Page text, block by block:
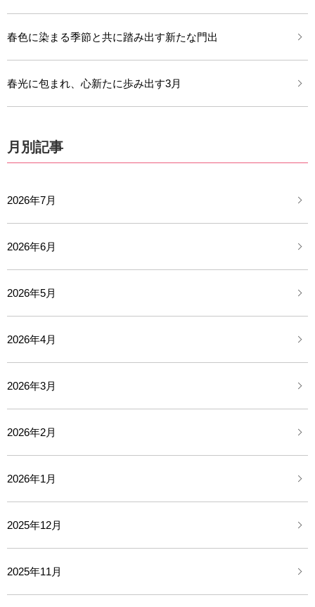
春色に染まる季節と共に踏み出す新たな門出
春光に包まれ、心新たに歩み出す3月
月別記事
2026年7月
2026年6月
2026年5月
2026年4月
2026年3月
2026年2月
2026年1月
2025年12月
2025年11月